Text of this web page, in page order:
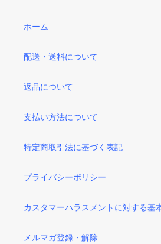
ホーム
配送・送料について
返品について
支払い方法について
特定商取引法に基づく表記
プライバシーポリシー
カスタマーハラスメントに対する基
メルマガ登録・解除